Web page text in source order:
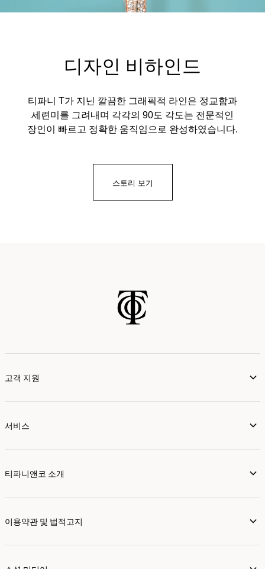
디자인 비하인드
티파니 T가 지닌 깔끔한 그래픽적 라인은 정교함과
세련미를 그려내며 각각의 90도 각도는 전문적인
장인이 빠르고 정확한 움직임으로 완성하였습니다.
스토리 보기
고객 지원
서비스
티파니앤코 소개
이용약관 및 법적고지